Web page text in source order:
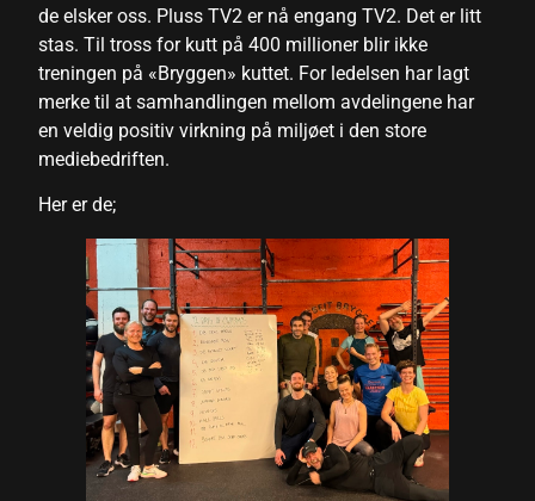
de elsker oss. Pluss TV2 er nå engang TV2. Det er litt
stas. Til tross for kutt på 400 millioner blir ikke
treningen på «Bryggen» kuttet. For ledelsen har lagt
merke til at samhandlingen mellom avdelingene har
en veldig positiv virkning på miljøet i den store
mediebedriften.
Her er de;